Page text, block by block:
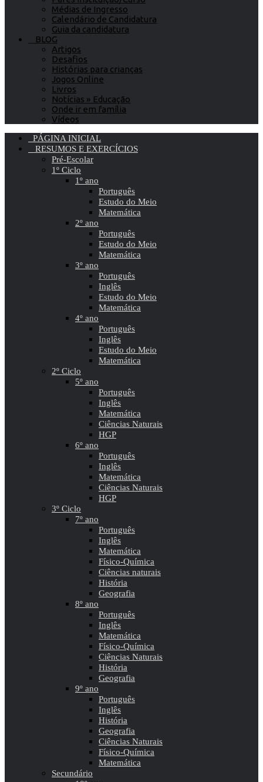
Médias de Ingresso
Calendário de Candidatura
Guia da candidatura
BLOG
Artigos
Desafios
Histórias para crianças
Jogos Online
Livros
Notícias » Educação
Onde ir em família
Vídeos
PÁGINA INICIAL
RESUMOS E EXERCÍCIOS
Pré-Escolar
1º Ciclo
1º ano
Português
Estudo do Meio
Matemática
2º ano
Português
Estudo do Meio
Matemática
3º ano
Português
Inglês
Estudo do Meio
Matemática
4º ano
Português
Inglês
Estudo do Meio
Matemática
2º Ciclo
5º ano
Português
Inglês
Matemática
Ciências Naturais
HGP
6º ano
Português
Inglês
Matemática
Ciências Naturais
HGP
3º Ciclo
7º ano
Português
Inglês
Matemática
Físico-Química
Ciências naturais
História
Geografia
8º ano
Português
Inglês
Matemática
Físico-Química
Ciências Naturais
História
Geografia
9º ano
Português
Inglês
História
Geografia
Ciências Naturais
Físico-Química
Matemática
Secundário